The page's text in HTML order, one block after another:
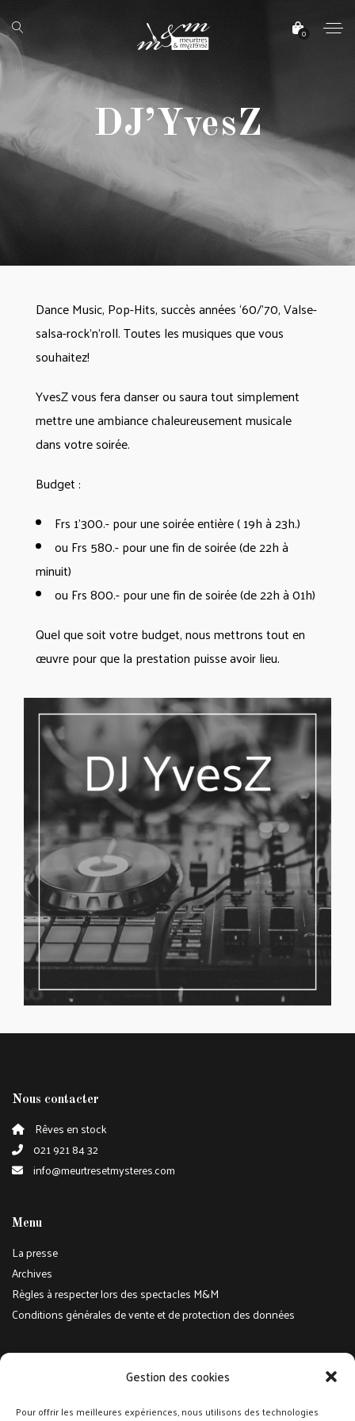
Gestion des cookies
Pour offrir les meilleures expériences, nous utilisons des technologies
0
DJ’YvesZ
Dance Music, Pop-Hits, succès années ‘60/’70, Valse-
salsa-rock’n’roll. Toutes les musiques que vous
souhaitez!
YvesZ vous fera danser ou saura tout simplement
mettre une ambiance chaleureusement musicale
dans votre soirée.
Budget :
Frs 1’300.- pour une soirée entière ( 19h à 23h.)
ou Frs 580.- pour une fin de soirée (de 22h à
minuit)
ou Frs 800.- pour une fin de soirée (de 22h à 01h)
Quel que soit votre budget, nous mettrons tout en
œuvre pour que la prestation puisse avoir lieu.
Nous contacter
Rêves en stock
021 921 84 32
info@meurtresetmysteres.com
Menu
La presse
Archives
Règles à respecter lors des spectacles M&M
Conditions générales de vente et de protection des données